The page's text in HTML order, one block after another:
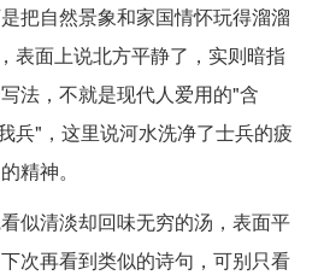
把自然景象和家国情怀玩得溜溜
表面上说北方平静了，实则暗指
法，不就是现代人爱用的"含
兵"，这里说河水洗净了士兵的疲
精神。
似清淡却回味无穷的汤，表面平
次再看到类似的诗句，可别只看